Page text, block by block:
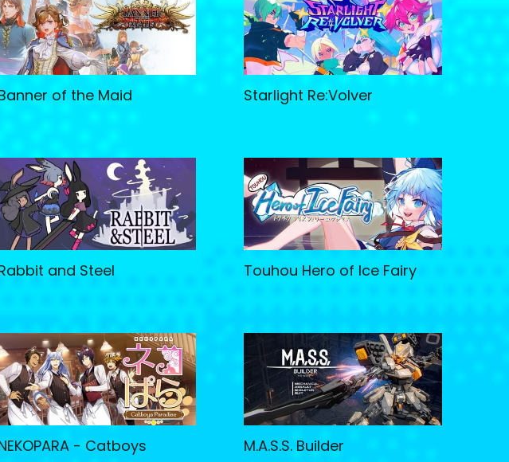
of the Maid
and Steel
- Catboys
Starlight Re:Volver
Touhou Hero of Ice Fairy
M.A.S.S. Builder